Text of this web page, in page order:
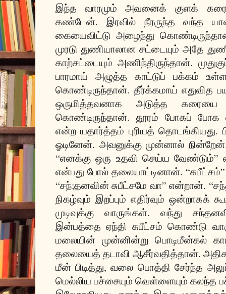
இந்த வாரமும் அவனைக் குளக்
கண்டேன். இரவில் நீரருந்த வந்த
கையைவிட்டு அழைந்து
முரடு துணியாலான சட்டையும் அதே
காற்சட்டையும் அணிந்திருந்தான்.
பாரமாய் அழுத்த காட்டுப் பக்கம்
கொண்டிருந்தான். தீர்க்கமாய் எதுவித
ஒருமித்தவனாக அடுத்த
கொண்டிருந்தான். தூரம் போகப்
என்ற யதார்த்தம் புரியத் தொடங்கியது.
ஓடினேன். அவனுக்கு முன்னால்
“எனக்கு ஒரு உதவி செய்ய
என்பது போல் தலையாட்டினான்.
“சந்;தனவின் சுபீட்சமே வா” என்றான்.
நிகழ்வும் இறப்பும் எதிர்வும் ஒன்றாகக்
முடிவுக்கு வாருங்கள். வந்து
இன்பத்தை ஏந்தி சுபீட்சம் கொண்டு
மலையின் முன்னின்று பொடிமீன்கல்
தலையைத் தடாவி ஆசீர்வதித்தான்.
மீன் பிடித்து, வலை பொத்தி சேர்ந்த
மெல்லிய பச்சையும் வெள்ளையும் கலந்த